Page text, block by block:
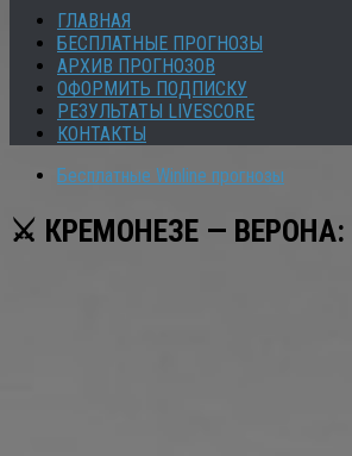
ГЛАВНАЯ
БЕСПЛАТНЫЕ ПРОГНОЗЫ
АРХИВ ПРОГНОЗОВ
ОФОРМИТЬ ПОДПИСКУ
РЕЗУЛЬТАТЫ LIVESCORE
КОНТАКТЫ
Бесплатные Winline прогнозы
⚔️ КРЕМОНЕЗЕ —